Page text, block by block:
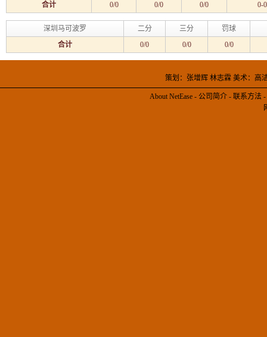
合计
0/0 0/0 0/0 0-
深圳马可波罗 二分 三分
罚球
合计
0/0 0/0 0/0
策划：张增辉 林志霖 美术：
About NetEase - 公司简介 - 联系方法 -